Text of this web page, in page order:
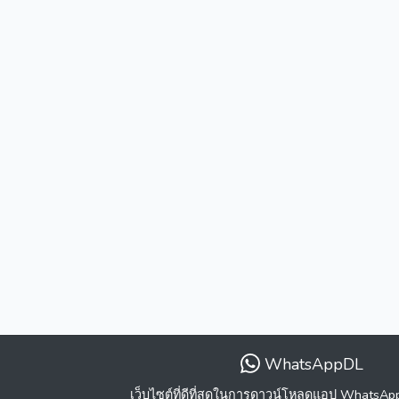
WhatsAppDL
เว็บไซต์ที่ดีที่สุดในการดาวน์โหลดแอป